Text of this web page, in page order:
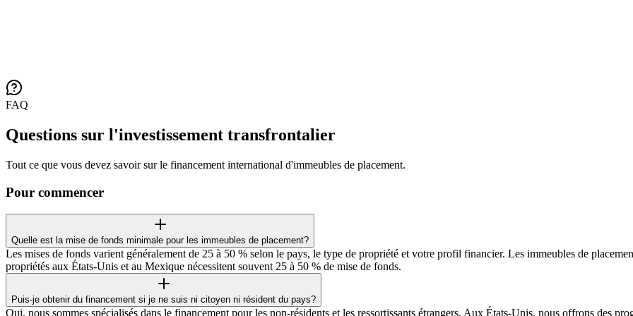
FAQ
Questions sur l'investissement transfrontalier
Tout ce que vous devez savoir sur le financement international d'immeubles de placement.
Pour commencer
Quelle est la mise de fonds minimale pour les immeubles de placement?
Les mises de fonds varient généralement de 25 à 50 % selon le pays, le type de propriété et votre profil financier. Les immeubles de
propriétés aux États-Unis et au Mexique nécessitent souvent 25 à 50 % de mise de fonds.
Puis-je obtenir du financement si je ne suis ni citoyen ni résident du pays?
Oui, nous sommes spécialisés dans le financement pour les non-résidents et les ressortissants étrangers. Aux États-Unis, nous offrons des